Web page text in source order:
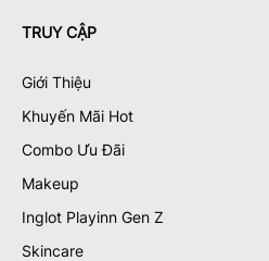
TRUY CẬP
Giới Thiệu
Khuyến Mãi Hot
Combo Ưu Đãi
Makeup
Inglot Playinn Gen Z
Skincare